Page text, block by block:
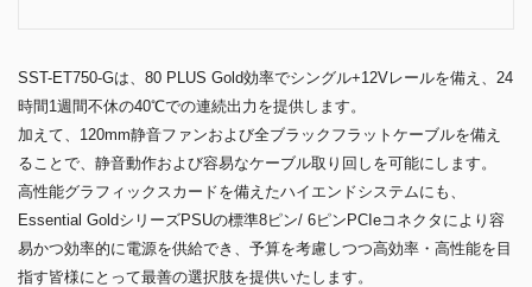
SST-ET750-Gは、80 PLUS Gold効率でシングル+12Vレールを備え、24
時間1週間不休の40℃での連続出力を提供します。
加えて、120mm静音ファンおよび全ブラックフラットケーブルを備え
ることで、静音動作および容易なケーブル取り回しを可能にします。
高性能グラフィックスカードを備えたハイエンドシステムにも、
Essential GoldシリーズPSUの標準8ピン/ 6ピンPCIeコネクタにより容
易かつ効率的に電源を供給でき、予算を考慮しつつ高効率・高性能を目
指す皆様にとって最善の選択肢を提供いたします。